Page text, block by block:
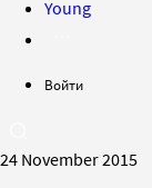
Young
Войти
24 November 2015